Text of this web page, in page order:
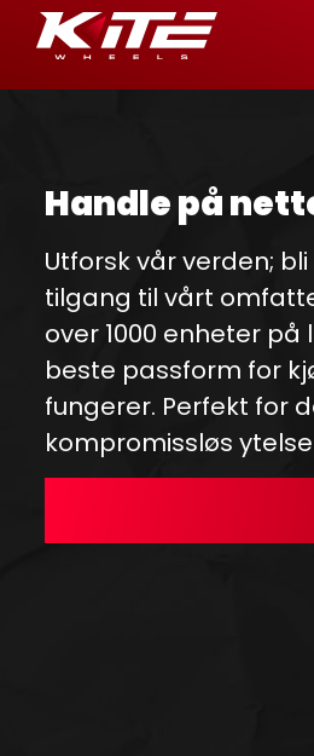
Handle på
Utforsk vår verden;
tilgang til vårt
over 1000 enheter
beste passform for
fungerer. Perfekt for
kompromissløs